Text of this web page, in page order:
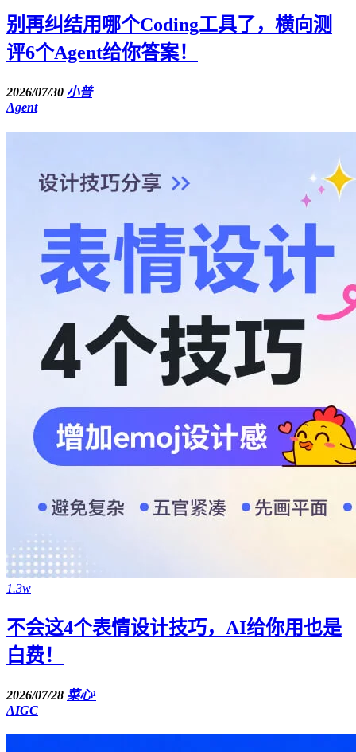
别再纠结用哪个Coding工具了，横向测
评6个Agent给你答案！
2026/07/30 小普
Agent
1.3w
不会这4个表情设计技巧，AI给你用也是
白费！
2026/07/28 菜心¹
AIGC